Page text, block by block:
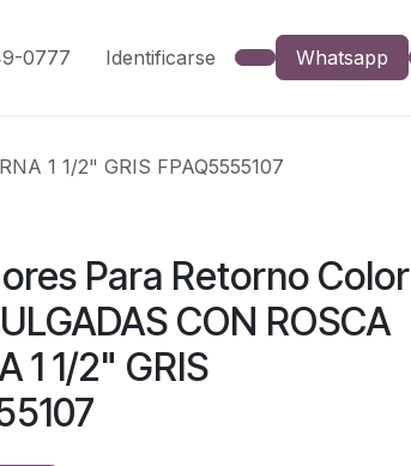
0777 Identificarse Whatsapp
1 1/2" GRIS FPAQ5555107
Para Retorno Color
CON ROSCA
1 1/2" GRIS